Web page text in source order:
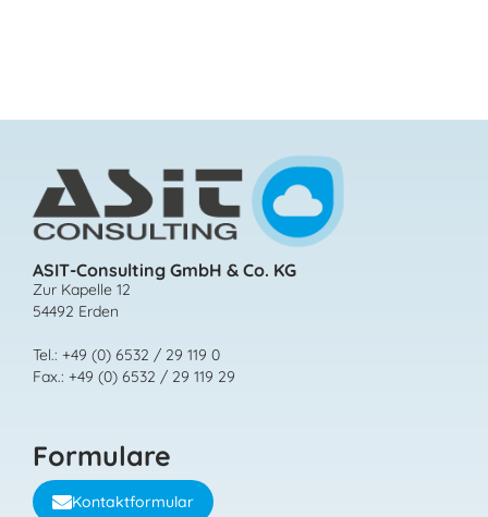
ASIT-Consulting GmbH & Co. KG
Zur Kapelle 12
54492 Erden
Tel.: +49 (0) 6532 / 29 119 0
Fax.: +49 (0) 6532 / 29 119 29
Formulare
Kontaktformular